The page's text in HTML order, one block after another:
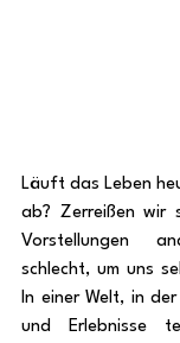
Läuft das Leben
ab? Zerreißen wir
Vorstellungen
schlecht, um uns
In einer Welt, in
und Erlebnisse